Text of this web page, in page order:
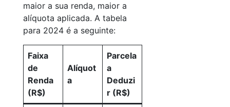
maior a sua renda, maior a
alíquota aplicada. A tabela
para 2024 é a seguinte:
Faixa
de
Renda
(R$)
Alíquot
a
Parcela
a
Deduzi
r (R$)